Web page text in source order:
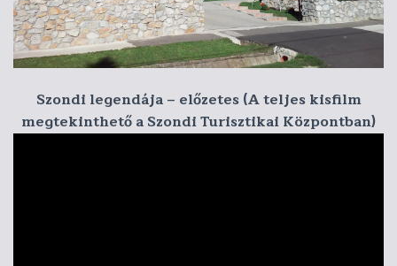
Szondi legendája – előzetes (A teljes kisfilm
megtekinthető a Szondi Turisztikai Központban)